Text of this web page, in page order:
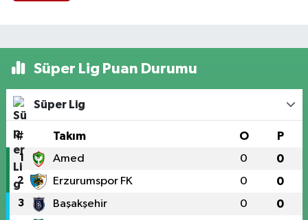
Süper Lig Puan Durumu
Süper Lig
# Takım O P
1 Amed 0 0
2 Erzurumspor FK 0 0
3 Başakşehir 0 0